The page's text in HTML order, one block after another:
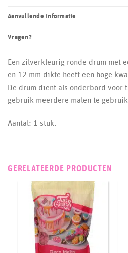
Aanvullende informatie
Vragen?
Een zilverkleurig ronde drum met
en 12 mm dikte heeft een hoge
De drum dient als onderbord voor
gebruik meerdere malen te
Aantal: 1 stuk.
GERELATEERDE PRODUCTEN